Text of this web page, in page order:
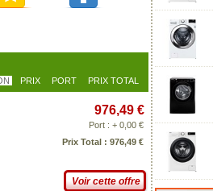
PRIX PORT PRIX TOTAL
976,49 €
Port : + 0,00 €
Prix Total : 976,49 €
Voir cette offre